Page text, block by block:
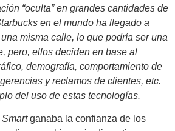
“oculta” en grandes cantidades de
en el mundo ha llegado a
misma calle, lo que podría ser una
pero, ellos deciden en base al
demografía, comportamiento de
y reclamos de clientes, etc.
del uso de estas tecnologías.
Smartganaba la confianza de los